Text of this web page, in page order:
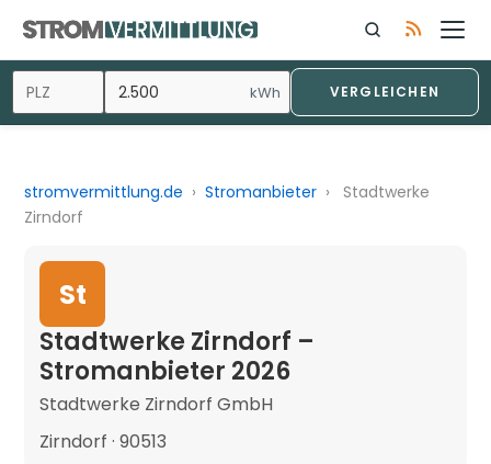
kWh VERGLEICHEN
stromvermittlung.de › Stromanbieter ›
Stadtwerke
Zirndorf
St
Stadtwerke Zirndorf –
Stromanbieter 2026
Stadtwerke Zirndorf GmbH
Zirndorf · 90513